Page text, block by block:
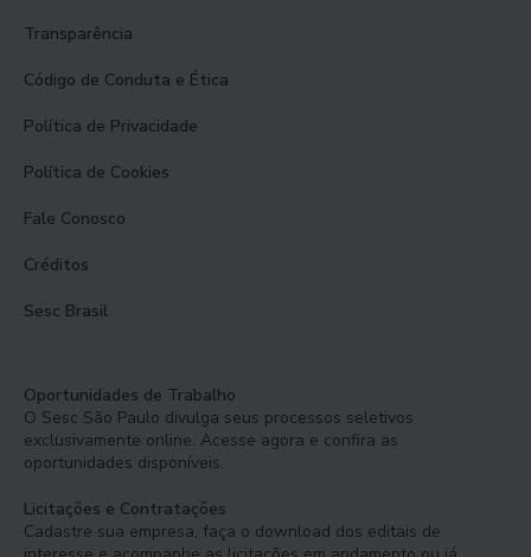
Transparência
Código de Conduta e Ética
Política de Privacidade
Política de Cookies
Fale Conosco
Créditos
Sesc Brasil
Oportunidades de Trabalho
O Sesc São Paulo divulga seus processos seletivos
exclusivamente online. Acesse agora e confira as
oportunidades disponíveis.
Licitações e Contratações
Cadastre sua empresa, faça o download dos editais de